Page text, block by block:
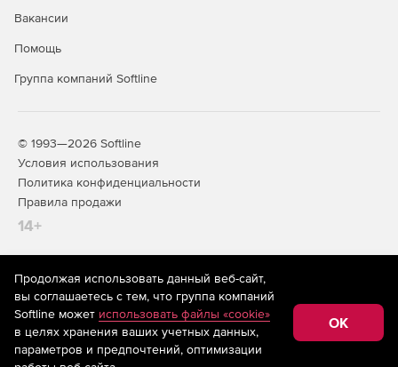
Вакансии
Помощь
Группа компаний Softline
© 1993—2026 Softline
Условия использования
Политика конфиденциальности
Правила продажи
14+
На информационном ресурсе store.softline.ru применяются
рекомендательные технологии(информационные технологии
предоставления информации на основе сбора,
систематизации и анализа сведений, относящихся к
предпочтениям пользователей сети «Интернет»,
находящихся на территории Российской Федерации)
Продолжая использовать данный веб-сайт,
вы соглашаетесь с тем, что группа компаний
Softline может использовать файлы «cookie»
в целях хранения ваших учетных данных,
параметров и предпочтений, оптимизации
OK